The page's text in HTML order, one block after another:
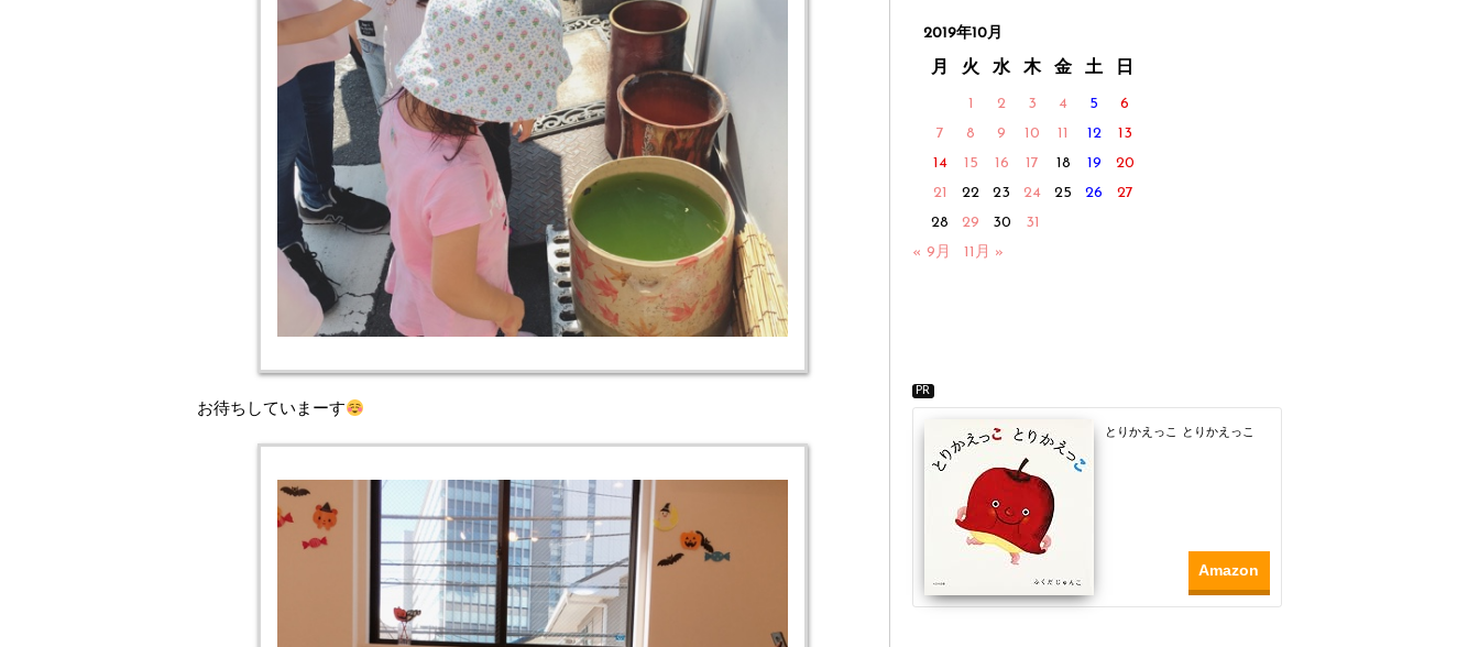
お待ちしていまーす
2019年10月
月 火 水 木 金 土 日
1 2 3 4 5
6
7
8 9 10 11 12
13
14
15 16 17 18 19
20
21
22 23 24 25 26
27
28
29 30
31
« 9月
11月 »
PR
とりかえっこ とりかえっこ
Amazon